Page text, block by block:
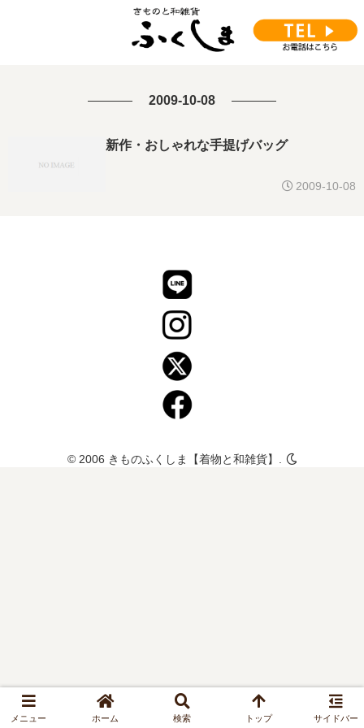
2009-10-08
新作・おしゃれな手提げバッグ
2009-10-08
© 2006 きものふくしま【着物と和雑貨】.
メニュー ホーム 検索 トップ サイドバー